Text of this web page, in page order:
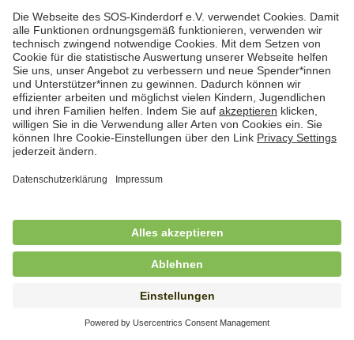
Ausbilderin (m/w/d) im Bereich
Nahrungszubereitung
in Vollzeit (38,5 Std./Wo.), SOS-Kinderdorf
Saarbrücken, Saarbrücken
Hauswirtschaftskraft (m/w/d)
in Teilzeit (mind. 20 - max. 30 Std./.Wo.), SOS-
Hauswirtschaftskraft (m/w/d)
in unbefristeter Anstellung, Teilzeit (20 Std./Wo.), SOS-
Kinderdorf Dortmund, Hagen